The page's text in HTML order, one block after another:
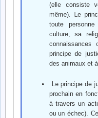
(elle consiste
même). Le
toute
culture, sa
connaissances
principe de
des animaux et
Le principe de
prochain en
à travers un
ou un échec).